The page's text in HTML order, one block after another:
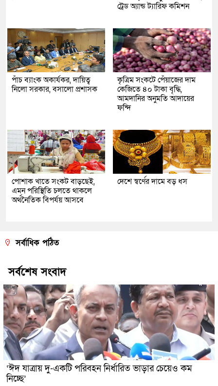
ট্রেড অ্যান্ড ট্যারিফ কমিশন
পাঁচ ব্যাংক অকার্যকর, দায়িত্ব
নিলো সরকার, বসালো প্রশাসক
কৃত্রিম সংকটে পেঁয়াজের দাম
কেজিতে ৪০ টাকা বৃদ্ধি,
আমদানির অনুমতি আদায়ের
ফন্দি
পোশাক খাতে সংকট বাড়ছেই,
এমন পরিস্থিতি চলতে থাকলে
অর্থনৈতিক বিপর্যয় আসবে
দেশে স্বর্ণের দামে বড় ধস
সর্বাধিক পঠিত
সর্বশেষ সংবাদ
‘ঈদ যাত্রায় দু-একটি পরিবহন নির্ধারিত ভাড়ার চেয়েও কম
নিচ্ছে’